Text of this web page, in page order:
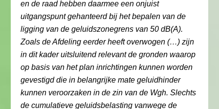
en de raad hebben daarmee een onjuist
uitgangspunt gehanteerd bij het bepalen van de
ligging van de geluidszonegrens van 50 dB(A).
Zoals de Afdeling eerder heeft overwogen (…) zijn
in dit kader uitsluitend relevant de gronden waarop
op basis van het plan inrichtingen kunnen worden
gevestigd die in belangrijke mate geluidhinder
kunnen veroorzaken in de zin van de Wgh. Slechts
de cumulatieve geluidsbelasting vanwege de